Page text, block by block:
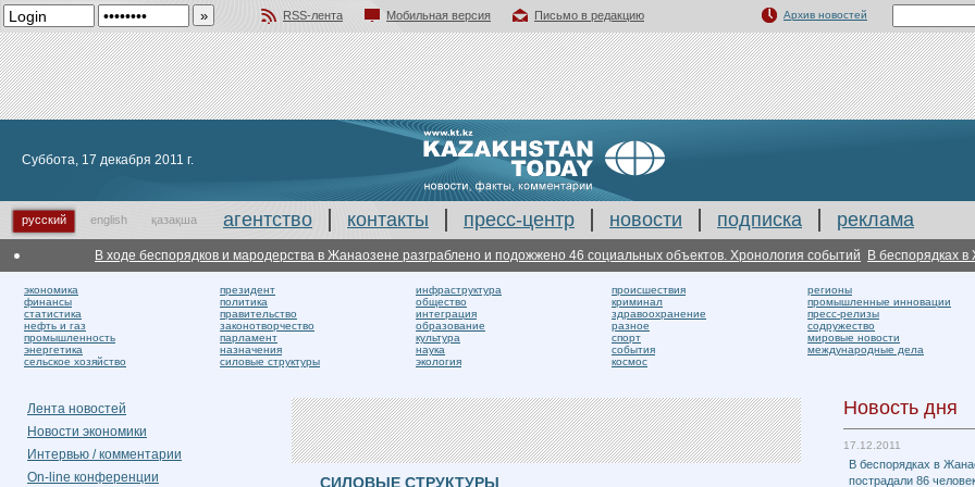
RSS-лента Мобильная версия
Письмо в редакцию
Архив новостей
Суббота, 17 декабря 2011 г.
русский english қазақша агентство контакты пресс-центр новости подписка реклама
В ходе беспорядков и мародерства в Жанаозене разграблено и подожжено 46 социальных объектов. Хронология событий В беспорядках в
экономика
финансы
статистика
нефть и газ
промышленность
энергетика
сельское хозяйство
президент
политика
правительство
законотворчество
парламент
назначения
силовые структуры
инфраструктура
общество
интеграция
образование
культура
наука
экология
происшествия
криминал
здравоохранение
разное
спорт
события
космос
регионы
промышленные инновации
пресс-релизы
содружество
мировые новости
международные дела
Лента новостей
Новости экономики
Интервью / комментарии
On-line конференции
СИЛОВЫЕ СТРУКТУРЫ
Новость дня
17.12.2011
В беспорядках в
пострадали 86